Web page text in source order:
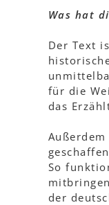
Was hat
Der Text
für die
das
So
der